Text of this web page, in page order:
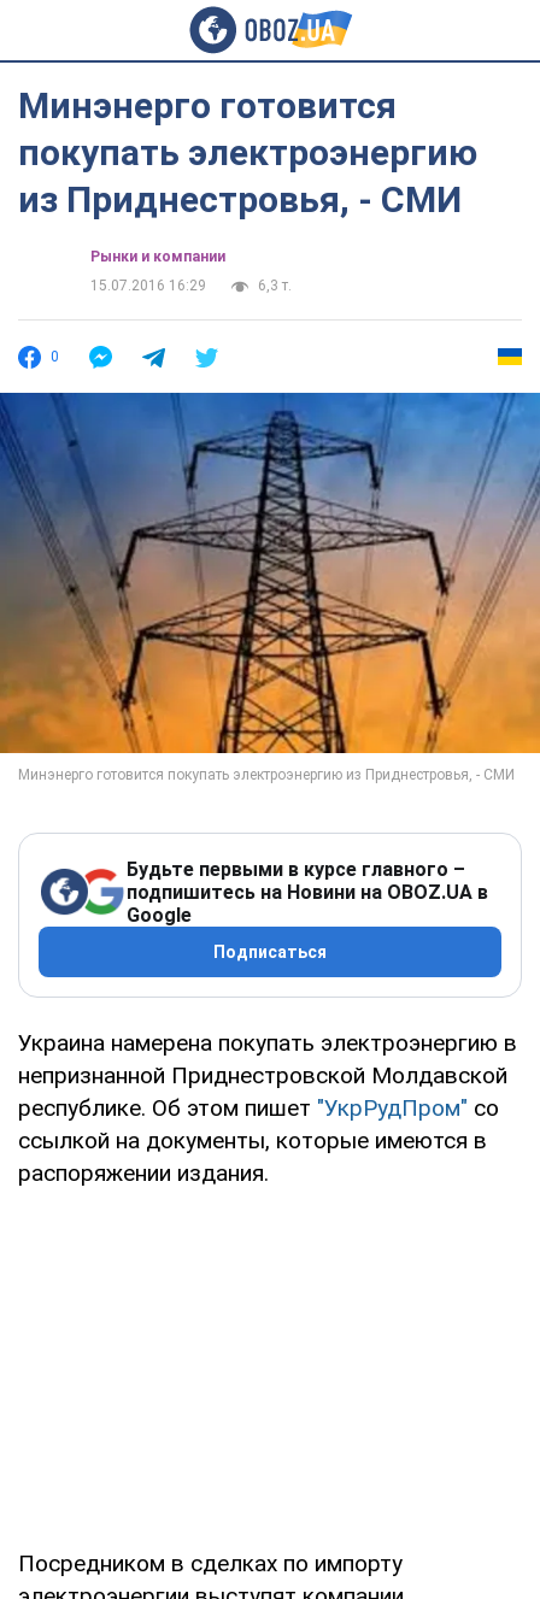
Минэнерго готовится
покупать электроэнергию
из Приднестровья, - СМИ
Рынки и компании
15.07.2016 16:29
6,3 т.
0
Будьте первыми в курсе главного –
подпишитесь на Новини на OBOZ.UA в
Google
Подписаться
Украина намерена покупать электроэнергию в
непризнанной Приднестровской Молдавской
республике. Об этом пишет "УкрРудПром" со
ссылкой на документы, которые имеются в
распоряжении издания.
Посредником в сделках по импорту